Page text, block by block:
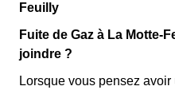
Feuilly
Fuite de Gaz à La Motte-
joindre ?
Lorsque vous pensez